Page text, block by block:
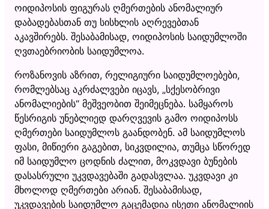
ოიდიპოსის ფიგურას ღმერთების ანომალიურ
დაბადებასთან თუ სისხლის აღრევებთან
აკავშირებს. შესაბამისად, ოიდიპოსის საიდუმლოში
ღვთაებრიობის საიდუმლოა.
როზანოვის აზრით, რელიგიური საიდუმლოებები,
რომლებსაც აკრძალვები იცავს, „სქესობრივი
ანომალიების“ მეშვეობით შეიმეცნება. სამყაროს
წესრიგის უნებლიედ დარღვევის გამო ოიდიპოსს
ღმერთები საიდუმლოს გაანდობენ. ამ საიდუმლოს
ფასი, მიწიერი გაგებით, სიკვდილია, თუმცა სწორედ
იმ საიდუმლო ცოდნის ძალით, მოკვდავი ბუნების
დასასრული უკვდავებაში გადასვლაა. უკვდავი კი
მხოლოდ ღმერთები არიან. შესაბამისად,
უკვდავების საიდუმლო გაცემადია ისეთი ანომალიის